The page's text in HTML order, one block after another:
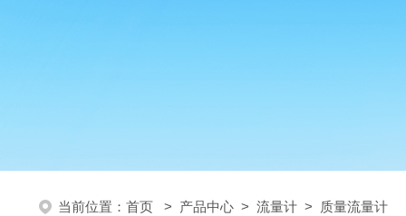
当前位置： 首页 > 产品中心 > 流量计 > 质量流量计